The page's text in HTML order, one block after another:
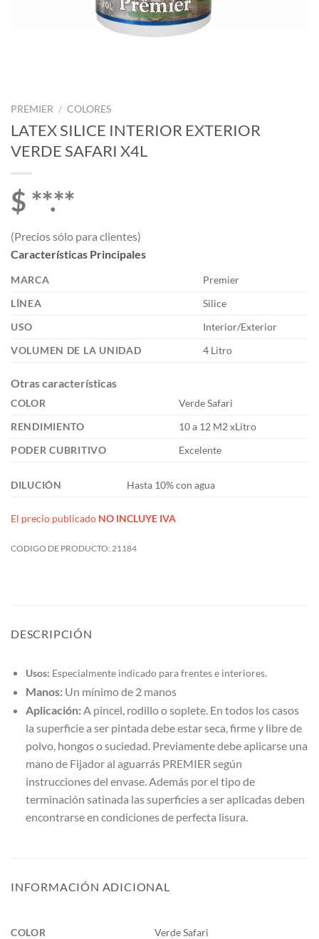
PREMIER / COLORES
LATEX SILICE INTERIOR EXTERIOR
VERDE SAFARI X4L
$ **.**
(Precios sólo para clientes)
Características Principales
MARCA
Premier
LÍNEA
Silice
USO
Interior/Exterior
VOLUMEN DE LA UNIDAD
4 Litro
Otras características
COLOR
Verde Safari
RENDIMIENTO
10 a 12 M2 xLitro
PODER CUBRITIVO
Excelente
DILUCIÓN Hasta 10% con agua
El precio publicado NO INCLUYE IVA
CODIGO DE PRODUCTO: 21184
DESCRIPCIÓN
Usos: Especialmente indicado para frentes e interiores.
Manos:Un mínimo de 2 manos
Aplicación: A pincel, rodillo o soplete. En todos los casos
la superficie a ser pintada debe estar seca, firme y libre de
polvo, hongos o suciedad. Previamente debe aplicarse una
mano de Fijador al aguarrás PREMIER según
instrucciones del envase. Además por el tipo de
terminación satinada las superficies a ser aplicadas deben
encontrarse en condiciones de perfecta lisura.
INFORMACIÓN ADICIONAL
COLOR Verde Safari